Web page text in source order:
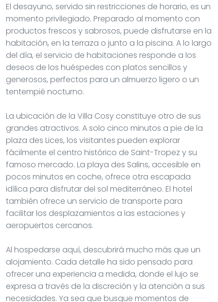
El desayuno, servido sin restricciones de horario, es un
momento privilegiado. Preparado al momento con
productos frescos y sabrosos, puede disfrutarse en la
habitación, en la terraza o junto a la piscina. A lo largo
del día, el servicio de habitaciones responde a los
deseos de los huéspedes con platos sencillos y
generosos, perfectos para un almuerzo ligero o un
tentempié nocturno.
La ubicación de la Villa Cosy constituye otro de sus
grandes atractivos. A solo cinco minutos a pie de la
plaza des Lices, los visitantes pueden explorar
fácilmente el centro histórico de Saint-Tropez y su
famoso mercado. La playa des Salins, accesible en
pocos minutos en coche, ofrece otra escapada
idílica para disfrutar del sol mediterráneo. El hotel
también ofrece un servicio de transporte para
facilitar los desplazamientos a las estaciones y
aeropuertos cercanos.
Al hospedarse aquí, descubrirá mucho más que un
alojamiento. Cada detalle ha sido pensado para
ofrecer una experiencia a medida, donde el lujo se
expresa a través de la discreción y la atención a sus
necesidades. Ya sea que busque momentos de